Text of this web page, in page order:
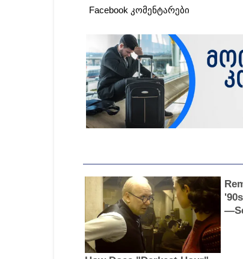
Facebook კომენტარები